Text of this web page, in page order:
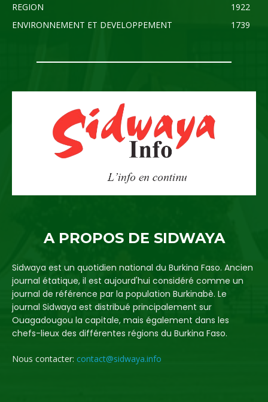
REGION
1922
ENVIRONNEMENT ET DEVELOPPEMENT
1739
A PROPOS DE SIDWAYA
Sidwaya est un quotidien national du Burkina Faso. Ancien
journal étatique, il est aujourd'hui considéré comme un
journal de référence par la population Burkinabè. Le
journal Sidwaya est distribué principalement sur
Ouagadougou la capitale, mais également dans les
chefs-lieux des différentes régions du Burkina Faso.
Nous contacter: contact@sidwaya.info